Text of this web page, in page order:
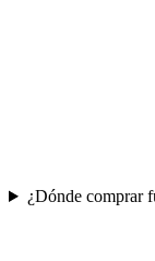
¿Dónde comprar